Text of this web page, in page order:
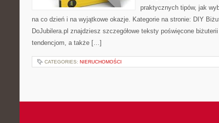
praktycznych tipów, jak
na co dzień i na wyjątkowe okazje. Kategorie na stronie: DIY
DoJubilera.pl znajdziesz szczegółowe teksty poświęcone
tendencjom, a także […]
CATEGORIES: NIERUCHOMOŚCI